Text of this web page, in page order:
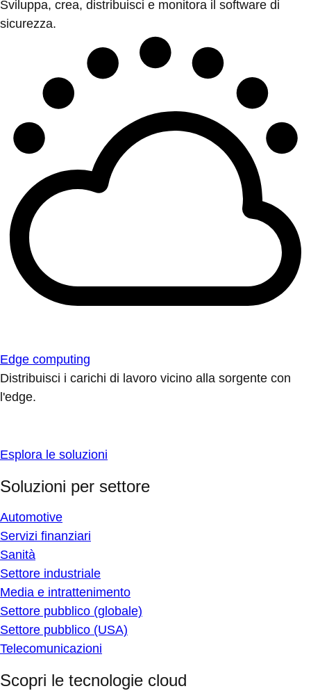
Sviluppa, crea, distribuisci e monitora il software di
sicurezza.
Edge computing
Distribuisci i carichi di lavoro vicino alla sorgente con
l'edge.
Esplora le soluzioni
Soluzioni per settore
Automotive
Servizi finanziari
Sanità
Settore industriale
Media e intrattenimento
Settore pubblico (globale)
Settore pubblico (USA)
Telecomunicazioni
Scopri le tecnologie cloud